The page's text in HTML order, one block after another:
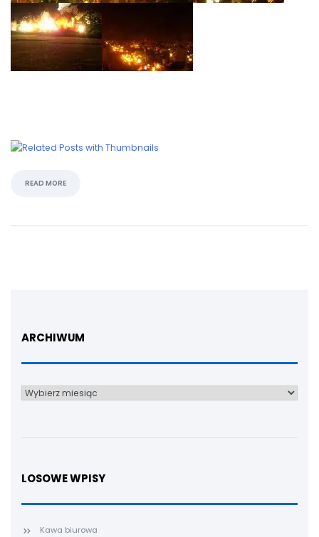
READ MORE
ARCHIWUM
Archiwum
LOSOWE WPISY
Kawa biurowa